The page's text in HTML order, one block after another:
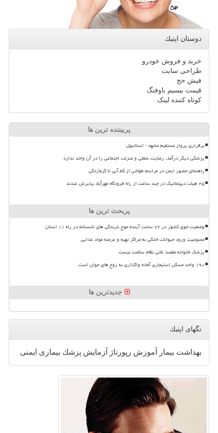
دوستان اپتیك
خرید و فروش خودرو
طراحی سایت
فیش حج
قیمت بیسیم باوفنگ
کوتاه کننده لینک
پربیننده ترین ها
برقراری پرواز مستقیم مشهد - استانبول
پزشکی دیگر درآمد، رضایت شغلی و منزلت اجتماعی را در آن واحد ندارد
راهنمای حضور ایمن در مراسم طولانی از کم آبی تا گرمازدگی
۲۵ هیأت دیپلماتیک در چند ساعت از راه فرودگاه مهرآباد پذیرش شدند
پربحث ترین ها
وضعیت جوی کشور در ۷۲ ساعت آینده موج بارندگی های تابستانه در راه ۱۱ استان
ممنوعیت ورود حیوانات خانگی به مراکز تهیه و عرضه مواد غذایی
پزشک خانواده مقصد غائی نظام سلامت نیست
۱۹۰ واحد مسکن استیجاری آماده واگذاری به زوج های جوان است
جدیدترین ها
تگهای اپتیك
بهداشت بیمار آموزش رپورتاژ آزمایش پزشك بیماری ایمنی